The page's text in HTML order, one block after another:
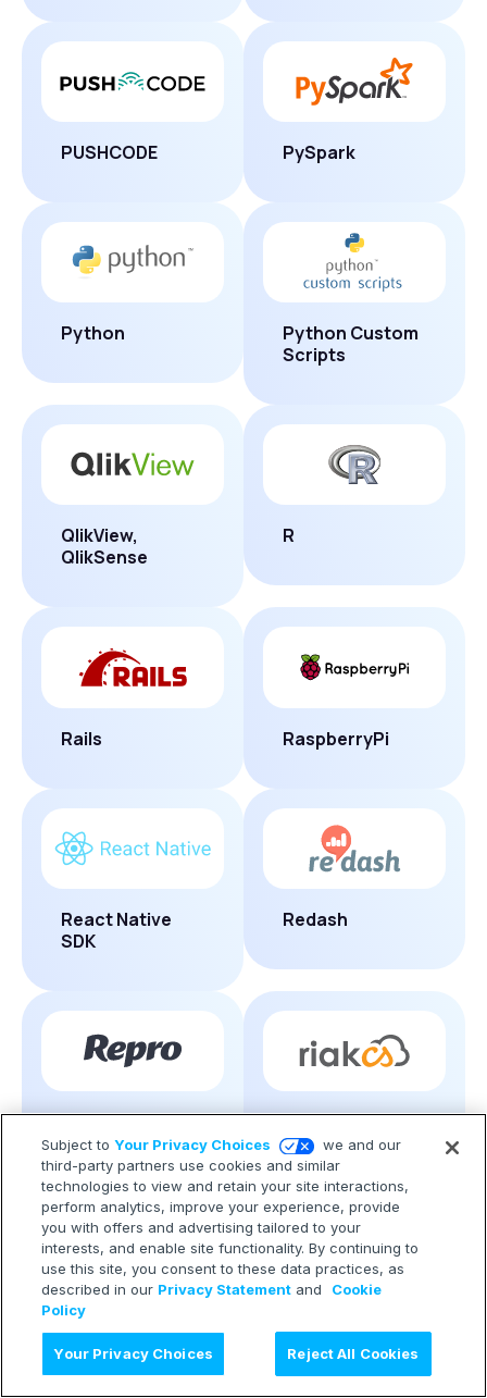
PUSHCODE PySpark
Python
Python Custom
Scripts
QlikView,
QlikSense
R
Rails RaspberryPi
React Native
SDK
Redash
Repro Riak CS
Rtoaster Ruby
Subject toYour Privacy Choices
we and our
third-party partners use cookies and similar
technologies to view and retain your site interactions,
perform analytics, improve your experience, provide
you with offers and advertising tailored to your
interests, and enable site functionality. By continuing to
use this site, you consent to these data practices, as
described in our Privacy Statement and
Cookie
Policy
Your Privacy Choices Reject All Cookies